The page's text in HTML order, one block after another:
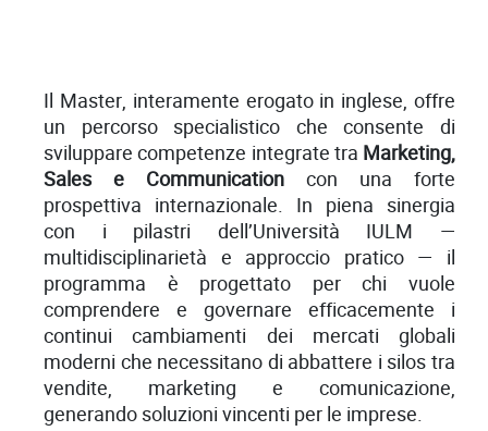
Il Master, interamente erogato in inglese, offre
un percorso specialistico che consente di
sviluppare competenze integrate tra Marketing,
Sales e Communication con una forte
prospettiva internazionale. In piena sinergia
con i pilastri dell’Università IULM —
multidisciplinarietà e approccio pratico — il
programma è progettato per chi vuole
comprendere e governare efficacemente i
continui cambiamenti dei mercati globali
moderni che necessitano di abbattere i silos tra
vendite, marketing e comunicazione,
generando soluzioni vincenti per le imprese.